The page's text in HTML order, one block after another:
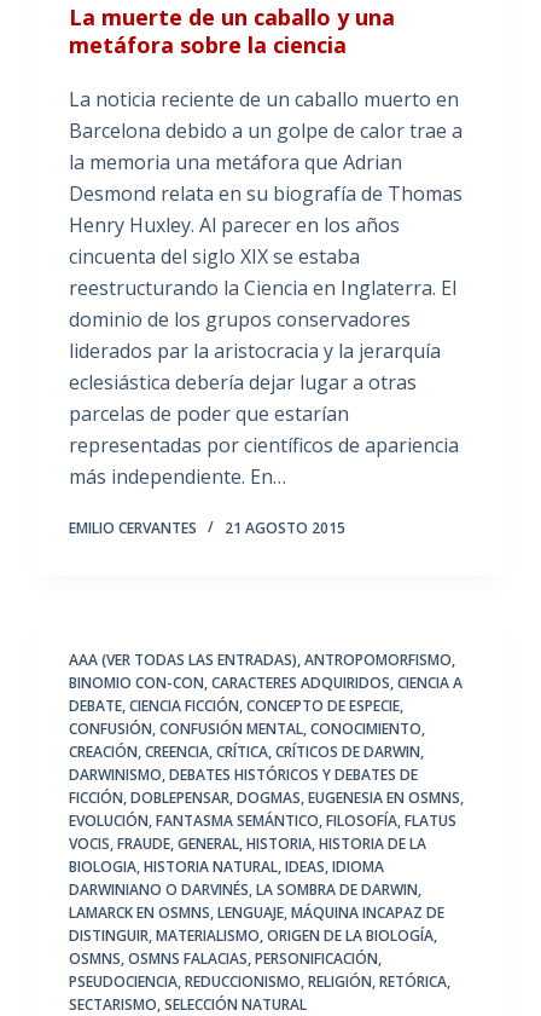
La muerte de un caballo y una
metáfora sobre la ciencia
La noticia reciente de un caballo muerto en
Barcelona debido a un golpe de calor trae a
la memoria una metáfora que Adrian
Desmond relata en su biografía de Thomas
Henry Huxley. Al parecer en los años
cincuenta del siglo XIX se estaba
reestructurando la Ciencia en Inglaterra. El
dominio de los grupos conservadores
liderados par la aristocracia y la jerarquía
eclesiástica debería dejar lugar a otras
parcelas de poder que estarían
representadas por científicos de apariencia
más independiente. En…
EMILIO CERVANTES 21 AGOSTO 2015
AAA (VER TODAS LAS ENTRADAS),ANTROPOMORFISMO,
BINOMIO CON-CON,CARACTERES ADQUIRIDOS,CIENCIA A
DEBATE,CIENCIA FICCIÓN,CONCEPTO DE ESPECIE,
CONFUSIÓN,CONFUSIÓN MENTAL,CONOCIMIENTO,
CREACIÓN,CREENCIA,CRÍTICA,CRÍTICOS DE DARWIN,
DARWINISMO,DEBATES HISTÓRICOS Y DEBATES DE
FICCIÓN,DOBLEPENSAR,DOGMAS,EUGENESIA EN OSMNS,
EVOLUCIÓN,FANTASMA SEMÁNTICO,FILOSOFÍA,FLATUS
VOCIS,FRAUDE,GENERAL,HISTORIA,HISTORIA DE LA
BIOLOGIA,HISTORIA NATURAL,IDEAS,IDIOMA
DARWINIANO O DARVINÉS,LA SOMBRA DE DARWIN,
LAMARCK EN OSMNS,LENGUAJE,MÁQUINA INCAPAZ DE
DISTINGUIR,MATERIALISMO,ORIGEN DE LA BIOLOGÍA,
OSMNS,OSMNS FALACIAS,PERSONIFICACIÓN,
PSEUDOCIENCIA,REDUCCIONISMO,RELIGIÓN,RETÓRICA,
SECTARISMO,SELECCIÓN NATURAL